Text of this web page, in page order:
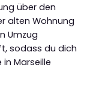
über den
alten Wohnung
Umzug
sodass du dich
Marseille